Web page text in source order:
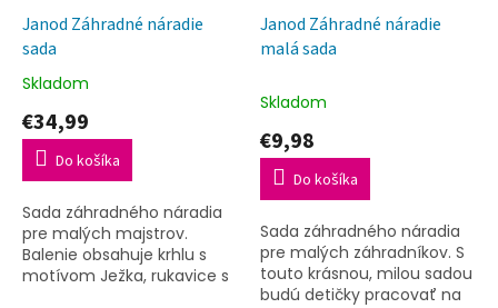
Janod Záhradné náradie
sada
Priemerné
produktu
5,0
5
hviezdičiek.
Skladom
€34,99
Do košíka
Sada záhradného náradia
pre malých majstrov.
Balenie obsahuje krhlu s
motívom Ježka, rukavice s
Janod Záhradné náradie
malá sada
Skladom
€9,98
Do košíka
Sada záhradného náradia
pre malých záhradníkov. S
touto krásnou, milou sadou
budú detičky pracovať na